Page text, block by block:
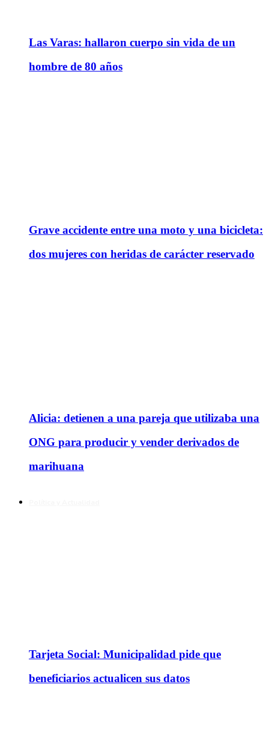
Las Varas: hallaron cuerpo sin vida de un
hombre de 80 años
Grave accidente entre una moto y una bicicleta:
dos mujeres con heridas de carácter reservado
Alicia: detienen a una pareja que utilizaba una
ONG para producir y vender derivados de
marihuana
Tarjeta Social: Municipalidad pide que
beneficiarios actualicen sus datos